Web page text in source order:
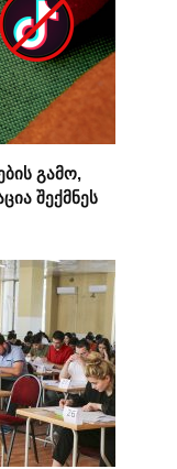
გამო,
შექმნეს